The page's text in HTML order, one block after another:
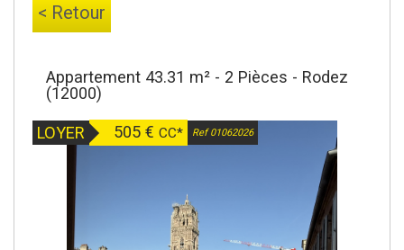
< Retour
Appartement 43.31 m² - 2 Pièces - Rodez
(12000)
LOYER 505 € CC* Ref 01062026